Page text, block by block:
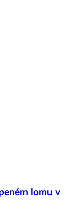
lomu v